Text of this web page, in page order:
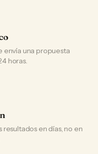
envía una propuesta
horas.
en días, no en